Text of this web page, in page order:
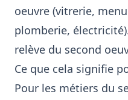
oeuvre (vitrerie,
plomberie,
relève du second
Ce que cela signifie
Pour les métiers du